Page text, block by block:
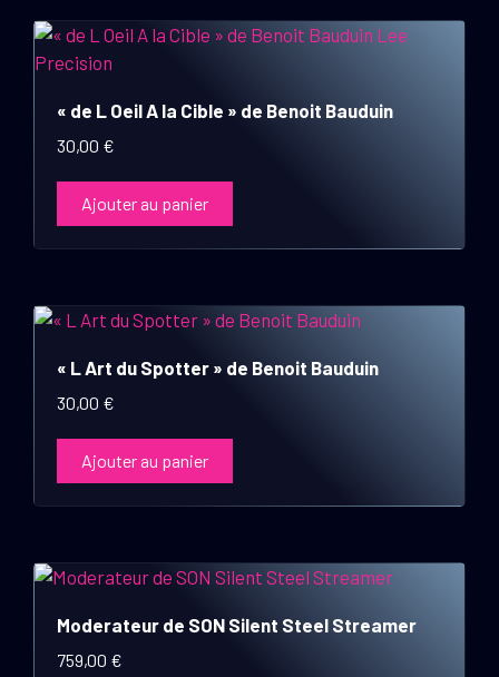
« de L Oeil A la Cible » de Benoit Bauduin
30,00 €
Ajouter au panier
« L Art du Spotter » de Benoit Bauduin
30,00 €
Ajouter au panier
Moderateur de SON Silent Steel Streamer
759,00 €